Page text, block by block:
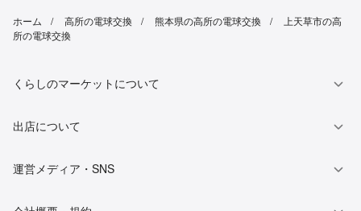
ホーム 高所の電球交換 熊本県の高所の電球交換
上天草市の高
所の電球交換
くらしのマーケットについて
出店について
運営メディア・SNS